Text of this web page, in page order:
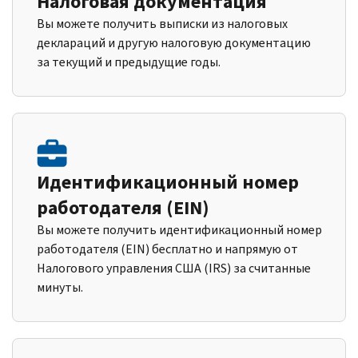
Вы можете получить выписки из налоговых
деклараций и другую налоговую документацию
за текущий и предыдущие годы.
Идентификационный номер
работодателя (EIN)
Вы можете получить идентификационный номер
работодателя (EIN) бесплатно и напрямую от
Налогового управления США (IRS) за считанные
минуты.